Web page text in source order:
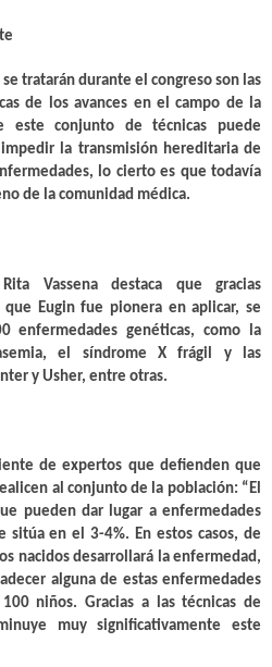
tratarán durante el congreso son las
de los avances en el campo de la
este conjunto de técnicas puede
la transmisión hereditaria de
lo cierto es que todavía
de la comunidad médica.
Vassena destaca que gracias
Eugin fue pionera en aplicar, se
enfermedades genéticas, como la
el síndrome X frágil y las
y Usher, entre otras.
de expertos que defienden que
al conjunto de la población: “El
pueden dar lugar a enfermedades
sitúa en el 3-4%. En estos casos, de
nacidos desarrollará la enfermedad,
alguna de estas enfermedades
niños. Gracias a las técnicas de
muy significativamente este